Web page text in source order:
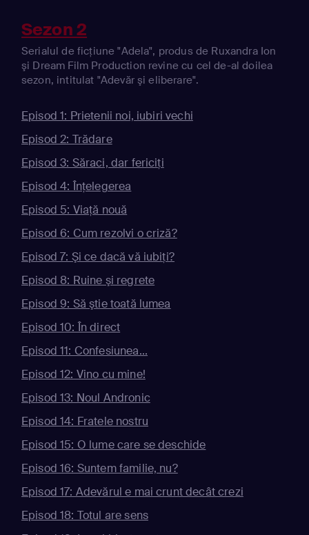
Sezon 2
Serialul de ficţiune "Adela", produs de Ruxandra Ion
şi Dream Film Production revine cu cel de-al doilea
sezon, intitulat "Adevăr şi eliberare".
Episod 1: Prietenii noi, iubiri vechi
Episod 2: Trădare
Episod 3: Săraci, dar fericiţi
Episod 4: Înţelegerea
Episod 5: Viaţă nouă
Episod 6: Cum rezolvi o criză?
Episod 7: Şi ce dacă vă iubiţi?
Episod 8: Ruine şi regrete
Episod 9: Să ştie toată lumea
Episod 10: În direct
Episod 11: Confesiunea...
Episod 12: Vino cu mine!
Episod 13: Noul Andronic
Episod 14: Fratele nostru
Episod 15: O lume care se deschide
Episod 16: Suntem familie, nu?
Episod 17: Adevărul e mai crunt decât crezi
Episod 18: Totul are sens